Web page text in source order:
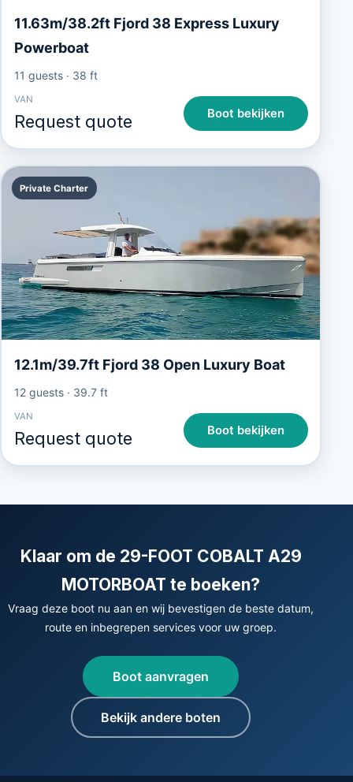
11.63m/38.2ft Fjord 38 Express Luxury
Powerboat
11 guests· 38 ft
VAN
Request quote Boot bekijken
Private Charter
12.1m/39.7ft Fjord 38 Open Luxury Boat
12 guests· 39.7 ft
VAN
Request quote Boot bekijken
Klaar om de 29-FOOT COBALT A29
MOTORBOAT te boeken?
Vraag deze boot nu aan en wij bevestigen de beste datum,
route en inbegrepen services voor uw groep.
Boot aanvragen
Bekijk andere boten